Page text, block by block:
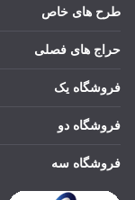
طرح های خاص
حراج های فصلی
فروشگاه یک
فروشگاه دو
فروشگاه سه